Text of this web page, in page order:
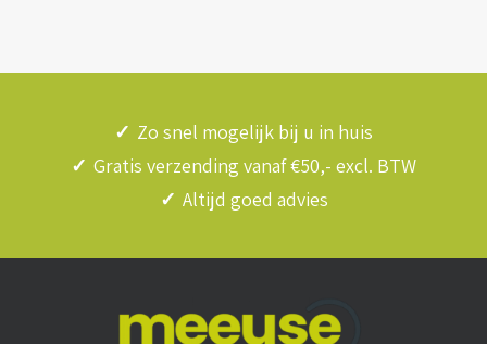
✓ Zo snel mogelijk bij u in huis
✓ Gratis verzending vanaf €50,- excl. BTW
✓ Altijd goed advies